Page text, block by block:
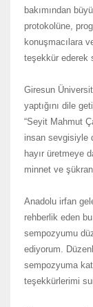
bakımından
protokolüne,
konuşmacılara
teşekkür ederek
Giresun
yaptığını dile
“Seyit Mahmut
insan sevgisiyle
hayır üretmeye
minnet ve
Anadolu irfan
rehberlik eden
sempozyumu
ediyorum.
sempozyuma
teşekkürlerimi